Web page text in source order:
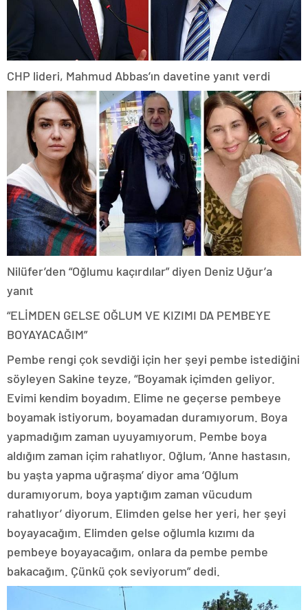
CHP lideri, Mahmud Abbas’ın davetine yanıt verdi
Nilüfer’den “Oğlumu kaçırdılar” diyen Deniz Uğur’a
yanıt
“ELİMDEN GELSE OĞLUM VE KIZIMI DA PEMBEYE
BOYAYACAĞIM”
Pembe rengi çok sevdiği için her şeyi pembe istediğini
söyleyen Sakine teyze, “Boyamak içimden geliyor.
Evimi kendim boyadım. Elime ne geçerse pembeye
boyamak istiyorum, boyamadan duramıyorum. Boya
yapmadığım zaman uyuyamıyorum. Pembe boya
aldığım zaman içim rahatlıyor. Oğlum, ‘Anne hastasın,
bu yaşta yapma uğraşma’ diyor ama ‘Oğlum
duramıyorum, boya yaptığım zaman vücudum
rahatlıyor’ diyorum. Elimden gelse her yeri, her şeyi
boyayacağım. Elimden gelse oğlumla kızımı da
pembeye boyayacağım, onlara da pembe pembe
bakacağım. Çünkü çok seviyorum” dedi.